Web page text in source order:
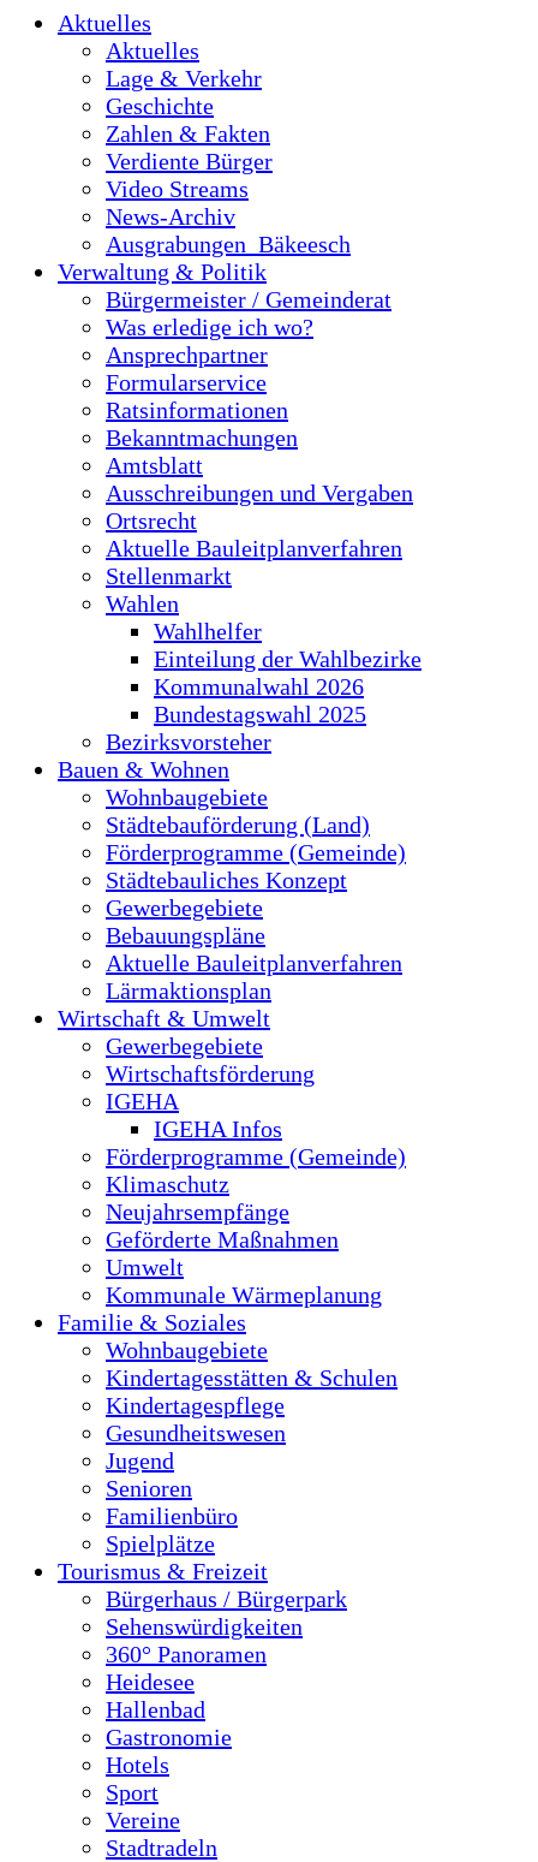
Aktuelles
Aktuelles
Lage & Verkehr
Geschichte
Zahlen & Fakten
Verdiente Bürger
Video Streams
News-Archiv
Ausgrabungen_Bäkeesch
Verwaltung & Politik
Bürgermeister / Gemeinderat
Was erledige ich wo?
Ansprechpartner
Formularservice
Ratsinformationen
Bekanntmachungen
Amtsblatt
Ausschreibungen und Vergaben
Ortsrecht
Aktuelle Bauleitplanverfahren
Stellenmarkt
Wahlen
Wahlhelfer
Einteilung der Wahlbezirke
Kommunalwahl 2026
Bundestagswahl 2025
Bezirksvorsteher
Bauen & Wohnen
Wohnbaugebiete
Städtebauförderung (Land)
Förderprogramme (Gemeinde)
Städtebauliches Konzept
Gewerbegebiete
Bebauungspläne
Aktuelle Bauleitplanverfahren
Lärmaktionsplan
Wirtschaft & Umwelt
Gewerbegebiete
Wirtschaftsförderung
IGEHA
IGEHA Infos
Förderprogramme (Gemeinde)
Klimaschutz
Neujahrsempfänge
Geförderte Maßnahmen
Umwelt
Kommunale Wärmeplanung
Familie & Soziales
Wohnbaugebiete
Kindertagesstätten & Schulen
Kindertagespflege
Gesundheitswesen
Jugend
Senioren
Familienbüro
Spielplätze
Tourismus & Freizeit
Bürgerhaus / Bürgerpark
Sehenswürdigkeiten
360° Panoramen
Heidesee
Hallenbad
Gastronomie
Hotels
Sport
Vereine
Stadtradeln